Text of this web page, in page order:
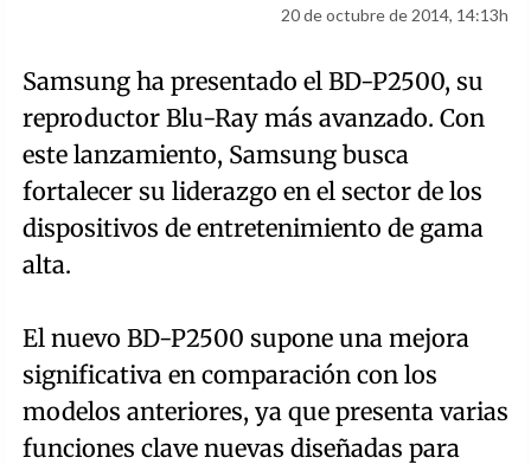
20 de octubre de 2014, 14:13h
Samsung ha presentado el BD-P2500, su
reproductor Blu-Ray más avanzado. Con
este lanzamiento, Samsung busca
fortalecer su liderazgo en el sector de los
dispositivos de entretenimiento de gama
alta.
El nuevo BD-P2500 supone una mejora
significativa en comparación con los
modelos anteriores, ya que presenta varias
funciones clave nuevas diseñadas para